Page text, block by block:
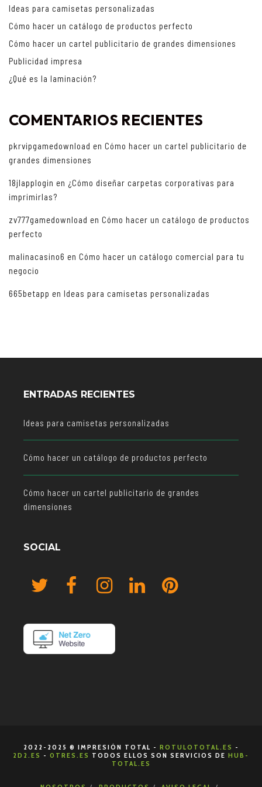
Ideas para camisetas personalizadas
Cómo hacer un catálogo de productos perfecto
Cómo hacer un cartel publicitario de grandes dimensiones
Publicidad impresa
¿Qué es la laminación?
COMENTARIOS RECIENTES
pkrvipgamedownload en Cómo hacer un cartel publicitario de
grandes dimensiones
18jlapplogin en ¿Cómo diseñar carpetas corporativas para
imprimirlas?
zv777gamedownload en Cómo hacer un catálogo de productos
perfecto
malinacasino6 en Cómo hacer un catálogo comercial para tu
negocio
665betapp en Ideas para camisetas personalizadas
ENTRADAS RECIENTES
Ideas para camisetas personalizadas
Cómo hacer un catálogo de productos perfecto
Cómo hacer un cartel publicitario de grandes
dimensiones
SOCIAL
2022-2025 ® IMPRESIÓN TOTAL - ROTULOTOTAL.ES -
2D2.ES - 0TRES.ES TODOS ELLOS SON SERVICIOS DE HUB-
TOTAL.ES